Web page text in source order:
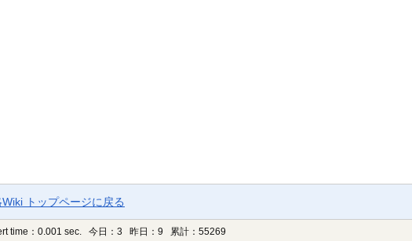
トップページに戻る
time：0.001 sec. 今日：3 昨日：9 累計：55269